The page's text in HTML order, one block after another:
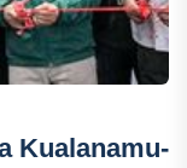
Kualanamu-